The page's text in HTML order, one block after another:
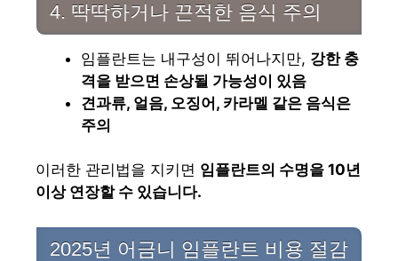
4. 딱딱하거나 끈적한 음식 주의
임플란트는 내구성이 뛰어나지만, 강한 충
격을 받으면 손상될 가능성이 있음
견과류, 얼음, 오징어, 카라멜 같은 음식은
주의
이러한 관리법을 지키면 임플란트의 수명을 10년
이상 연장할 수 있습니다.
2025년 어금니 임플란트 비용 절감